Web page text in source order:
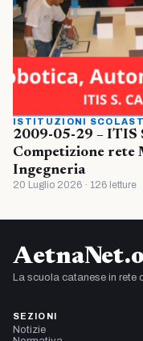
ISTITUZIONI
2009-05-29 – ITIS
Competizione rete
Ingegneria
20 Luglio 2026 · 126 letture
La scuola catanese in rete
SEZIONI
Notizie